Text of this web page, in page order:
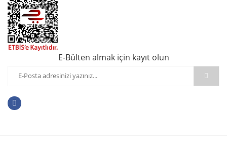
E-Bülten almak için kayıt olun